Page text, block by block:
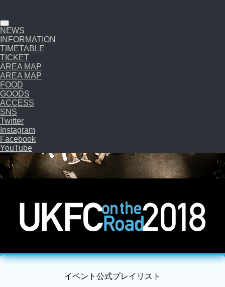
テ
ン
ツ
へ
ス
キ
ッ
プ
NEWS
INFORMATION
TIMETABLE
TICKET
AREA MAP
AREA MAP
FOOD
GOODS
ACCESS
SNS
Twitter
Instagram
Facebook
YouTube
イベント公式プレイリスト